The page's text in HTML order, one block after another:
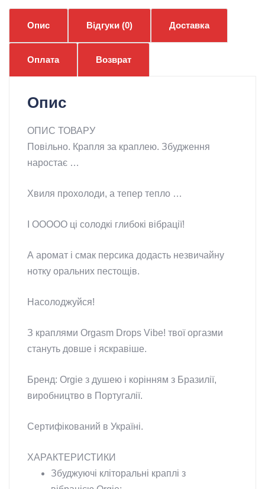
VIBE!,15
ORGIE
(Бразилія-
Опис Відгуки (0) Доставка
Оплата Возврат
Опис
ОПИС ТОВАРУ
Повільно. Крапля за краплею. Збудження
наростає …
Хвиля прохолоди, а тепер тепло …
І ООООО ці солодкі глибокі вібрації!
А аромат і смак персика додасть незвичайну
нотку оральних пестощів.
Насолоджуйся!
З краплями Orgasm Drops Vibe! твої оргазми
стануть довше і яскравіше.
Бренд: Orgie з душею і корінням з Бразилії,
виробництво в Португалії.
Сертифікований в Україні.
ХАРАКТЕРИСТИКИ
Збуджуючі кліторальні краплі з